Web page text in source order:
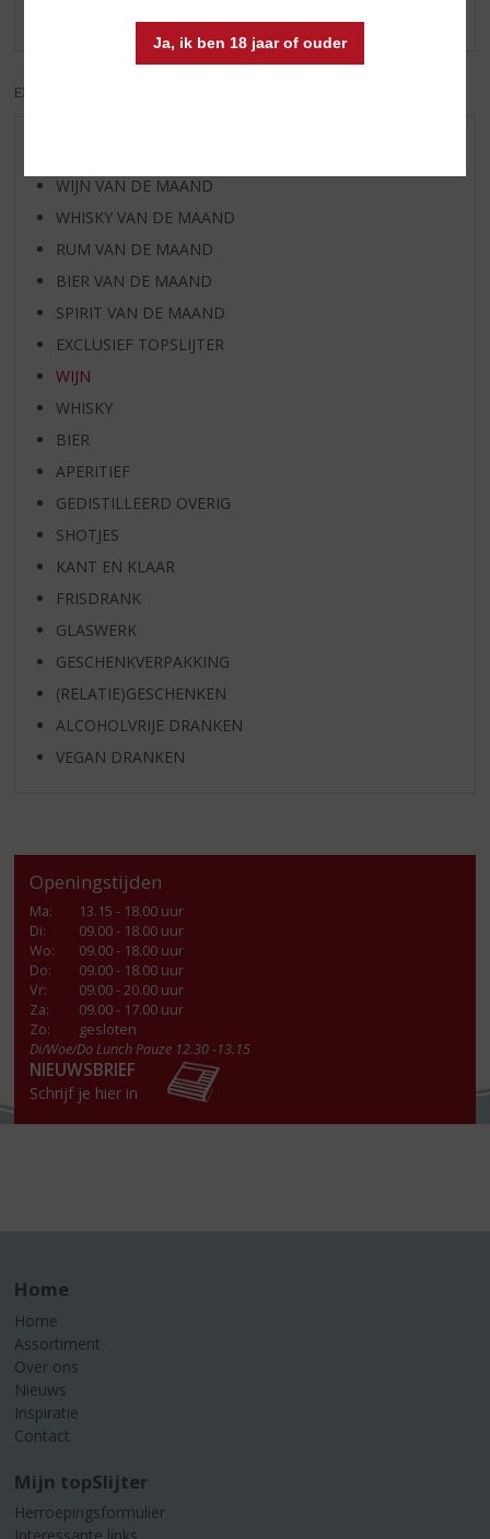
Ja, ik ben 18 jaar of ouder
EXCL. BTW
WIJN VAN DE MAAND
WHISKY VAN DE MAAND
RUM VAN DE MAAND
BIER VAN DE MAAND
SPIRIT VAN DE MAAND
EXCLUSIEF TOPSLIJTER
WIJN
WHISKY
BIER
APERITIEF
GEDISTILLEERD OVERIG
SHOTJES
KANT EN KLAAR
FRISDRANK
GLASWERK
GESCHENKVERPAKKING
(RELATIE)GESCHENKEN
ALCOHOLVRIJE DRANKEN
VEGAN DRANKEN
Openingstijden
Ma:
13.15 - 18.00 uur
Di:
09.00 - 18.00 uur
Wo:
09.00 - 18.00 uur
Do:
09.00 - 18.00 uur
Vr:
09.00 - 20.00 uur
Za:
09.00 - 17.00 uur
Zo:
gesloten
Di/Woe/Do Lunch Pauze 12.30 -13.15
NIEUWSBRIEF
Schrijf je hier in
Home
Home
Assortiment
Over ons
Nieuws
Inspiratie
Contact
Mijn topSlijter
Herroepingsformulier